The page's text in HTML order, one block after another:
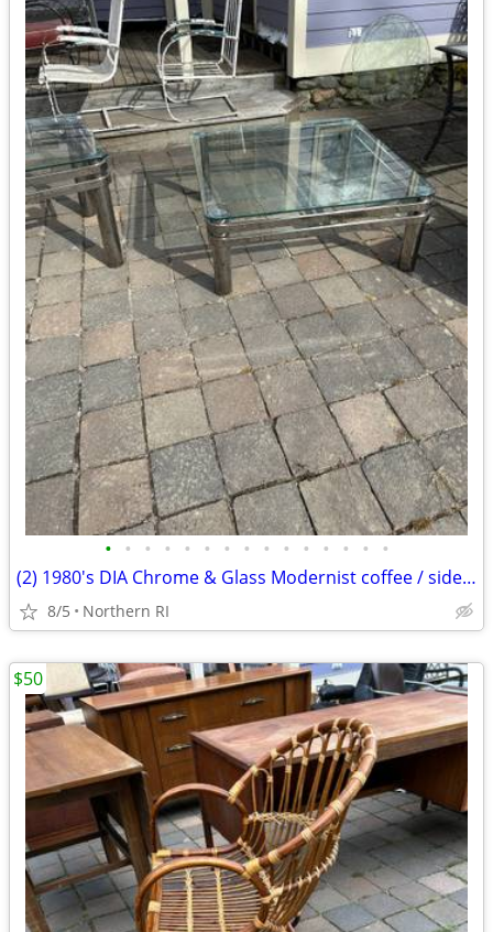
• • • • • • • • • • • • • • •
(2) 1980's DIA Chrome & Glass Modernist coffee / side table B49
8/5 Northern RI
$50